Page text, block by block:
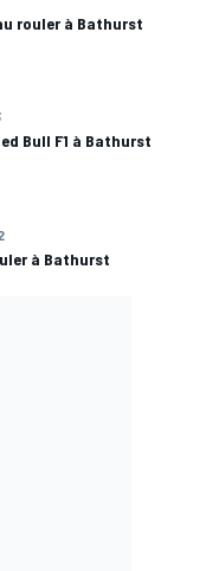
rouler à Bathurst
Bull F1 à Bathurst
à Bathurst